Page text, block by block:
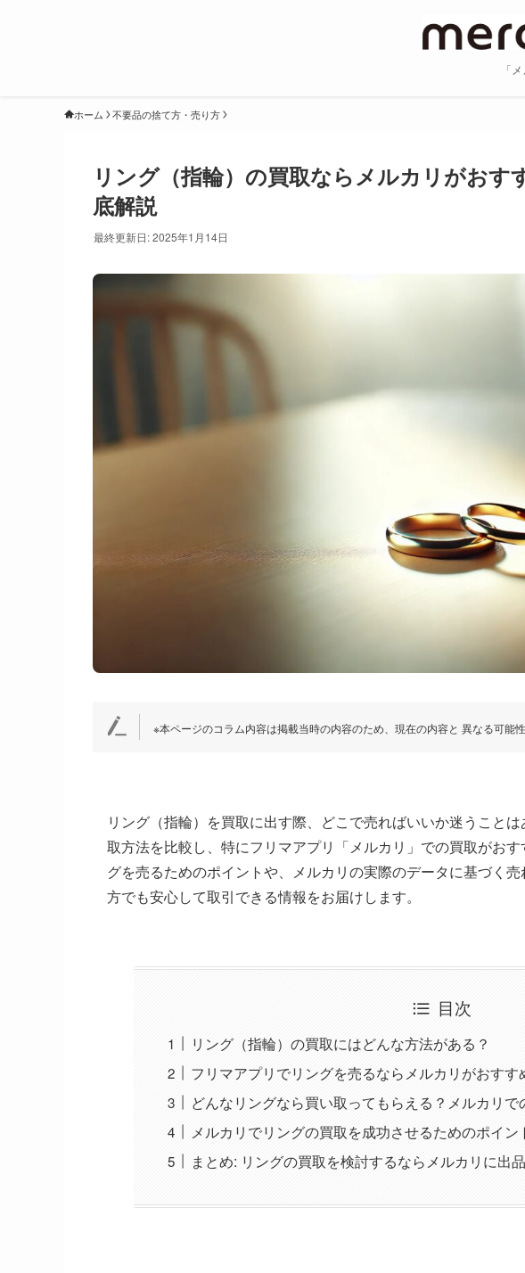
「
ホーム 不要品の捨て方・売り方
リング（指輪）の買取ならメルカリがおす
底解説
最終更新日: 2025年1月14日
※本ページのコラム内容は掲載当時の内容のため、現在の内容と 異なる可能性
リング（指輪）を買取に出す際、どこで売ればいいか迷うこと
取方法を比較し、特にフリマアプリ「メルカリ」での買取がお
グを売るためのポイントや、メルカリの実際のデータに基づく
方でも安心して取引できる情報をお届けします。
目次
リング（指輪）の買取にはどんな方法がある？
フリマアプリでリングを売るならメルカリがおすす
どんなリングなら買い取ってもらえる？メルカリ
メルカリでリングの買取を成功させるためのポイン
まとめ: リングの買取を検討するならメルカリに出